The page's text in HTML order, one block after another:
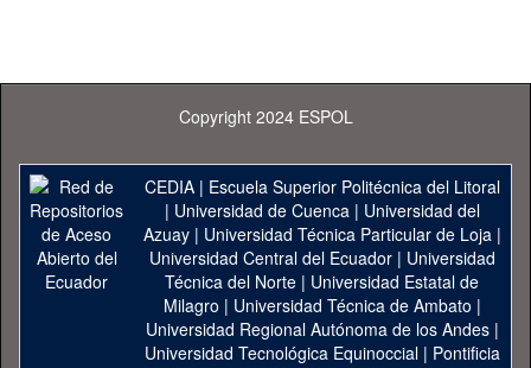
Copyright 2024 ESPOL
CEDIA| Escuela Superior Politécnica del Litoral
| Universidad de Cuenca| Universidad del
Azuay| Universidad Técnica Particular de Loja|
Universidad Central del Ecuador| Universidad
Técnica del Norte | Universidad Estatal de
Milagro | Universidad Técnica de Ambato |
Universidad Regional Autónoma de los Andes|
Universidad Tecnológica Equinoccial| Pontificia